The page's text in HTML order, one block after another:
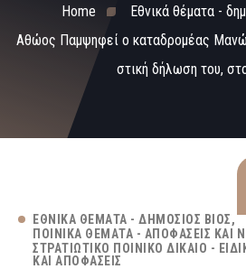
Home
Εθνικά θέματα -
Αθώος Παμψηφεί ο καταδρομέας
στική δήλωση του,
ΕΘΝΙΚΆ ΘΈΜΑΤΑ - ΔΗΜΌΣΙΟΣ ΒΊΟΣ
ΠΟΙΝΙΚΆ ΘΈΜΑΤΑ - ΑΠΟΦΆΣΕΙΣ ΚΑΙ
ΣΤΡΑΤΙΩΤΙΚΌ ΠΟΙΝΙΚΌ ΔΊΚΑΙΟ -
ΚΑΙ ΑΠΟΦΆΣΕΙΣ